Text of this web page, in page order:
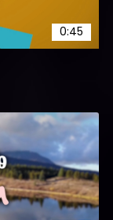
0:45